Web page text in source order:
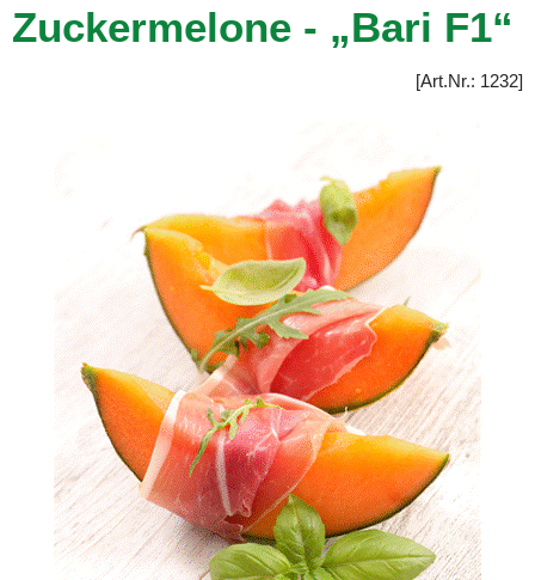
Zuckermelone - „Bari F1“
[Art.Nr.: 1232]